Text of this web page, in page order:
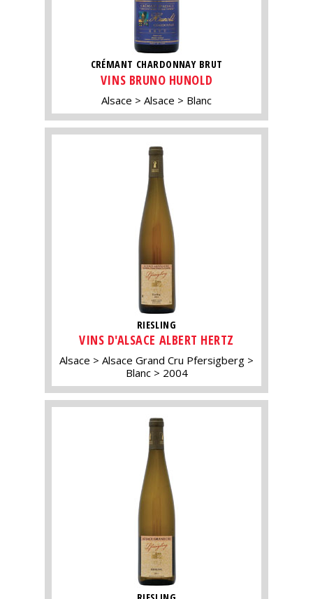
CRÉMANT CHARDONNAY BRUT
VINS BRUNO HUNOLD
Alsace Alsace Blanc
RIESLING
VINS D'ALSACE ALBERT HERTZ
Alsace
Alsace Grand Cru Pfersigberg
Blanc
2004